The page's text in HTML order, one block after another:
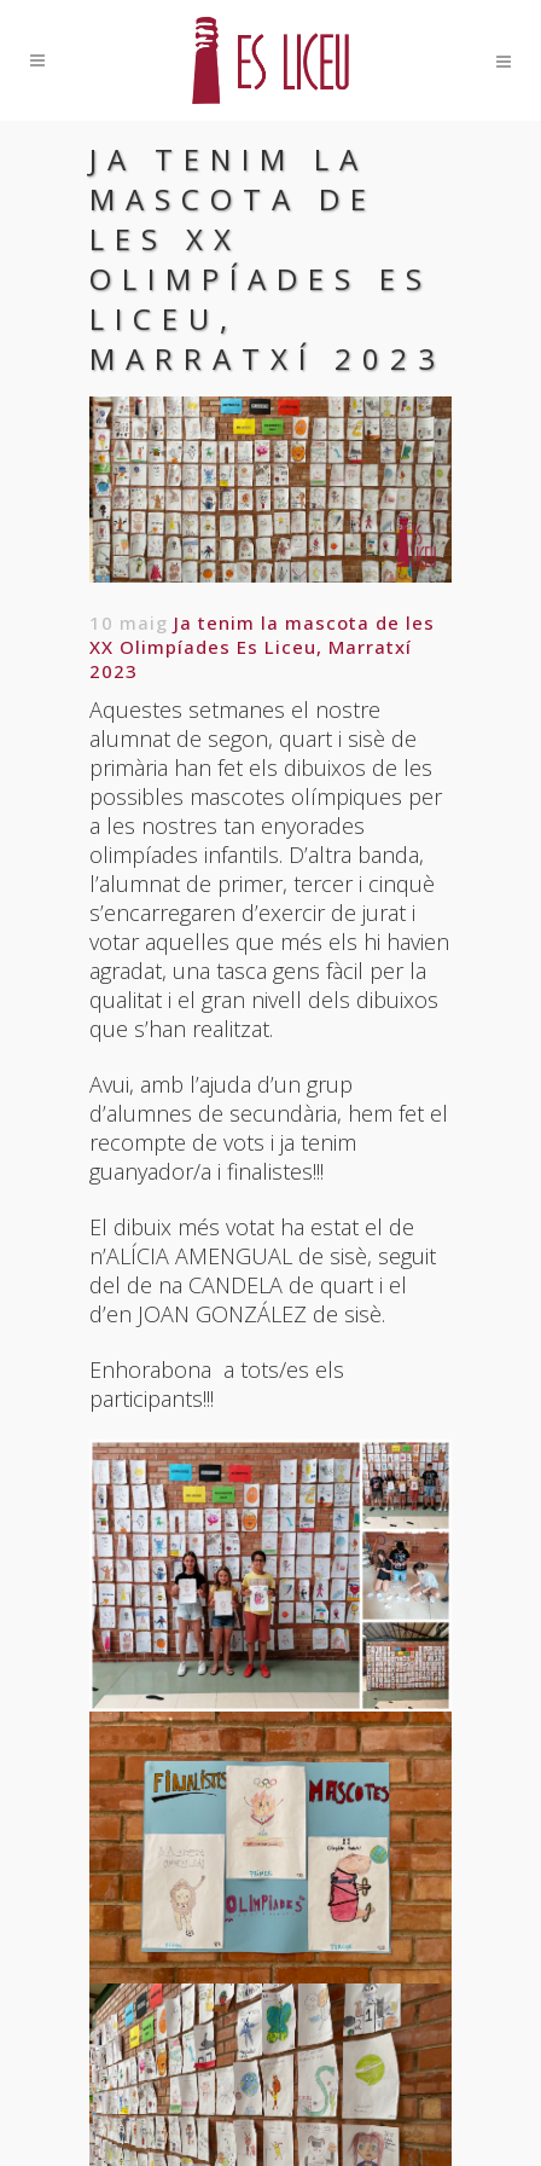
JA TENIM LA
MASCOTA DE
LES XX
OLIMPÍADES ES
LICEU,
MARRATXÍ 2023
10 maig Ja tenim la mascota de les
XX Olimpíades Es Liceu, Marratxí
2023
Aquestes setmanes el nostre
alumnat de segon, quart i sisè de
primària han fet els dibuixos de les
possibles mascotes olímpiques per
a les nostres tan enyorades
olimpíades infantils. D’altra banda,
l’alumnat de primer, tercer i cinquè
s’encarregaren d’exercir de jurat i
votar aquelles que més els hi havien
agradat, una tasca gens fàcil per la
qualitat i el gran nivell dels dibuixos
que s’han realitzat.
Avui, amb l’ajuda d’un grup
d’alumnes de secundària, hem fet el
recompte de vots i ja tenim
guanyador/a i finalistes!!!
El dibuix més votat ha estat el de
n’ALÍCIA AMENGUAL de sisè, seguit
del de na CANDELA de quart i el
d’en JOAN GONZÁLEZ de sisè.
Enhorabona a tots/es els
participants!!!